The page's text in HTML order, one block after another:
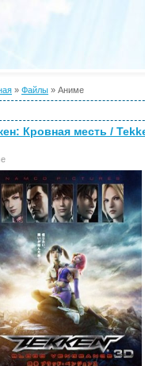
» Файлы » Аниме
Кровная месть /